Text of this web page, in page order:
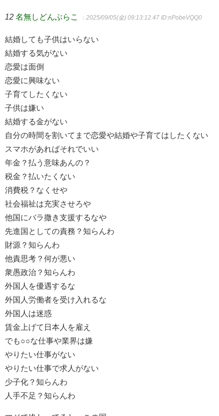
12 名無しどんぶらこ ：2025/09/05(金) 09:13:12.47 ID:nPobeVQQ0
結婚しても子供はいらない
結婚する気がない
恋愛は面倒
恋愛に興味ない
子育てしたくない
子供は嫌い
結婚する金がない
自分の時間を割いてまで恋愛や結婚や子育てはしたくない
スマホがあればそれでいい
年金？払う意味あんの？
税金？払いたくない
消費税？なくせや
社会福祉は充実させろや
他国にバラ撒き支援するなや
先進国としての責務？知らんわ
財源？知らんわ
他責思考？何が悪い
衆愚政治？知らんわ
外国人を優遇するな
外国人労働者を受け入れるな
外国人は迷惑
賃金上げて日本人を雇え
でも○○な仕事や業界は嫌
やりたい仕事がない
やりたい仕事で求人がない
少子化？知らんわ
人手不足？知らんわ